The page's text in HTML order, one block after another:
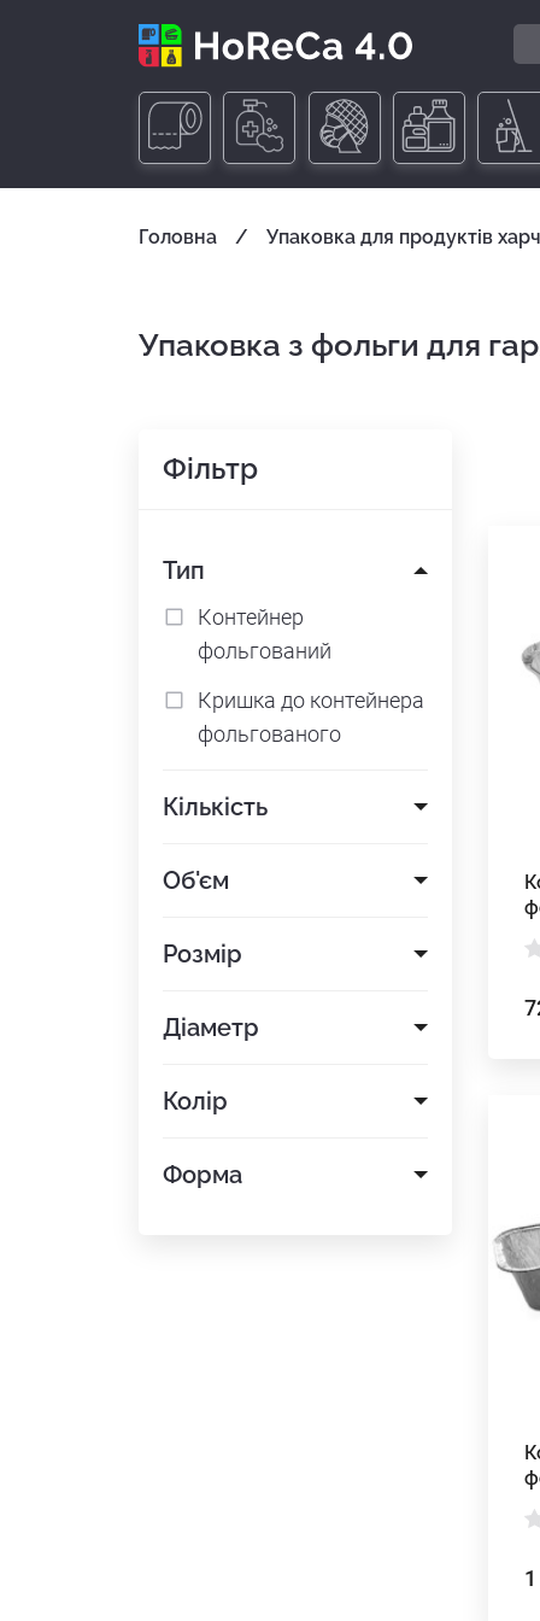
Головна Упаковка для продуктів
Упаковка з фольги для
Фільтр
Тип
Контейнер
фольгований
Кришка до контейнера
фольгованого
Кількість
Об'єм
Розмір
Діаметр
Колір
Форма